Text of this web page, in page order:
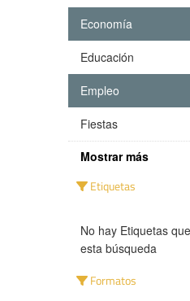
Economía
Educación
Empleo
Fiestas
Mostrar más
Etiquetas
No hay Etiquetas
esta búsqueda
Formatos